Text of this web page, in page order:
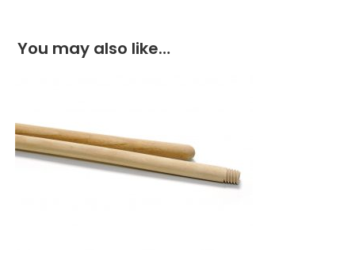
You may also like…